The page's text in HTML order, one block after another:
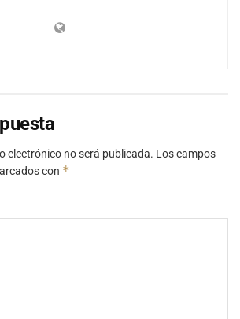
electrónico no será publicada. Los campos
con *